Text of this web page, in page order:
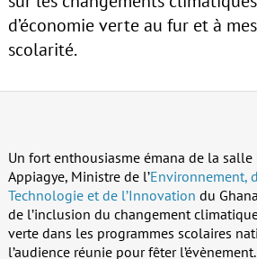
d’économie verte au fur et à
scolarité.
Un fort enthousiasme émana de la salle
Appiagye, Ministre de l’Environnement,
Technologie et de l’Innovation du
de l’inclusion du changement
verte dans les programmes scolaires
l’audience réunie pour fêter